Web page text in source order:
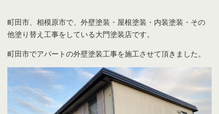
町田市、相模原市で、外壁塗装・屋根塗装・内装塗装・その
他塗り替え工事をしている大門塗装店です。
町田市でアパートの外壁塗装工事を施工させて頂きました。